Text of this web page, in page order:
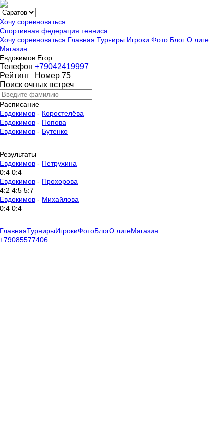
Хочу соревноваться
Спортивная федерация тенниса
Хочу соревноваться Главная Турниры Игроки Фото Блог О лиге
Магазин
Евдокимов Егор
Телефон +79042419997
Рейтинг
Номер 75
Поиск очных встреч
Расписание
Евдокимов - Коростелёва
Евдокимов - Попова
Евдокимов - Бутенко
Результаты
Евдокимов - Петрухина
0:4 0:4
Евдокимов - Прохорова
4:2 4:5 5:7
Евдокимов - Михайлова
0:4 0:4
ГлавнаяТурнирыИгрокиФотоБлогО лигеМагазин
+79085577406